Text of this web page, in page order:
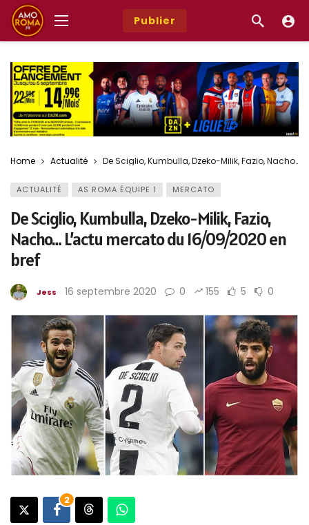
Publier
Home Actualité De Sciglio, Kumbulla, Dzeko-Milik, Fazio, Nacho…
ACTUALITÉ AS ROMA ÉQUIPE 1 MERCATO
De Sciglio, Kumbulla, Dzeko-Milik, Fazio,
Nacho… L’actu mercato du 16/09/2020 en
bref
Jess 16 septembre 2020 0 155 5 0
2